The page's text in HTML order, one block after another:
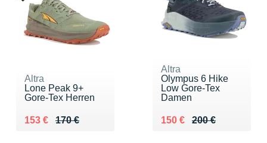
Altra
Lone Peak 9+
Gore-Tex Herren
170 €
Au lieu de 170 €
153 €
Vendu 153 €
Altra
Olympus 6 Hike
Low Gore-Tex
Damen
200 €
Au lieu de 200 €
150 €
Vendu 150 €